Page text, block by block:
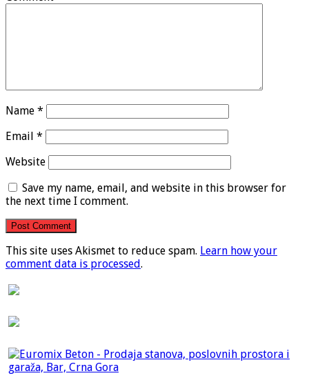
Name *
Email *
Website
Save my name, email, and website in this browser for
the next time I comment.
This site uses Akismet to reduce spam. Learn how your
comment data is processed.